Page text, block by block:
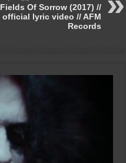
Fields Of Sorrow (2017) //
official lyric video // AFM
Records